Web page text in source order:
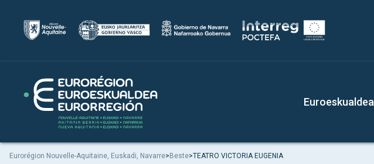
Euroeskualdea
Eurorégion Nouvelle-Aquitaine, Euskadi, Navarre>Beste>TEATRO VICTORIA EUGENIA